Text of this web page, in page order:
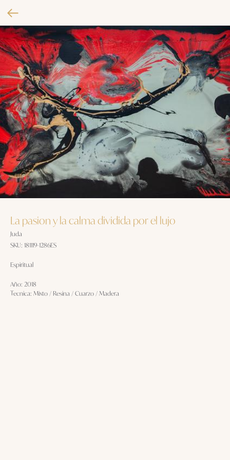
La pasion y la calma dividida por el lujo
Juda
SKU: 181119-1286ES
Espiritual
Año: 2018
Tecnica: Mixto / Resina / Cuarzo / Madera